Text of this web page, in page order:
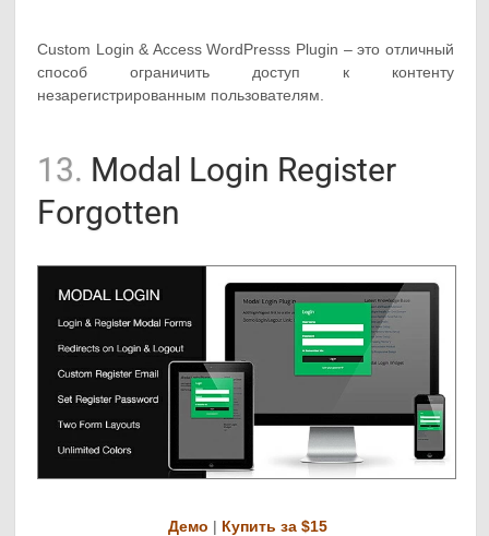
Custom Login & Access WordPresss Plugin – это отличный
способ ограничить доступ к контенту
незарегистрированным пользователям.
13. Modal Login Register
Forgotten
Демо | Купить за $15